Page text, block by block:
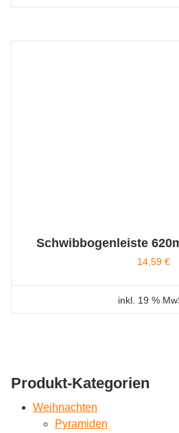
Schwibbogenleiste
14,59 €
inkl. 19 %
Produkt-Kategorien
Weihnachten
Pyramiden